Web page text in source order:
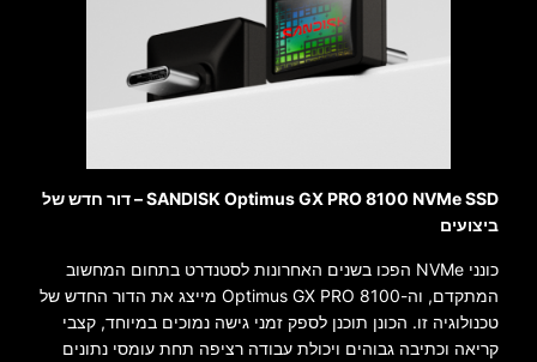
SANDISK Optimus GX PRO 8100 NVMe SSD – דור חדש של
ביצועים
כונני NVMe הפכו בשנים האחרונות לסטנדרט בתחום המחשוב
המתקדם, וה-Optimus GX PRO 8100 מייצג את הדור החדש של
טכנולוגיה זו. הכונן תוכנן לספק זמני גישה נמוכים במיוחד, קצבי
קריאה וכתיבה גבוהים ויכולת עבודה רציפה תחת עומסי נתונים